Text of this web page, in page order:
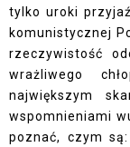
tylko uroki
komunistycznej
rzeczywistość
wrażliwego
największym
wspomnieniami
poznać, czym